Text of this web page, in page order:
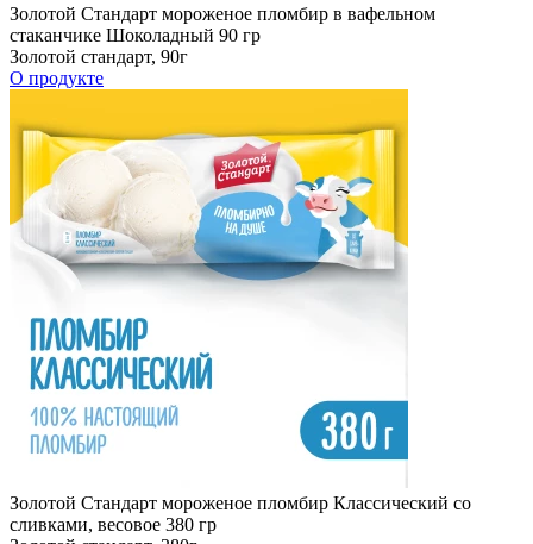
Золотой Стандарт мороженое пломбир в вафельном
стаканчике Шоколадный 90 гр
Золотой стандарт, 90г
О продукте
Золотой Стандарт мороженое пломбир Классический со
сливками, весовое 380 гр